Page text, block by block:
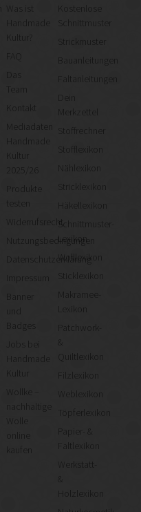
Was ist
Kultur?
Team
Kontakt
Mediadaten
Kultur
2025/26
Produkte
testen
Widerrufsrecht
Nutzungsbedingungen
Datenschutzerklärung
Kultur
Wollke –
nachhaltige
kaufen
Kostenlose
Schnittmuster
Strickmuster
Bauanleitungen
Faltanleitungen
Merkzettel
Stoffrechner
Stofflexikon
Nählexikon
Stricklexikon
Häkellexikon
Schnittmuster-
Lexikon
Wolllexikon
Sticklexikon
Makramee-
Lexikon
Patchwork-
&
Quiltlexikon
Weblexikon
Töpferlexikon
Papier- &
Faltlexikon
Werkstatt-
&
Holzlexikon